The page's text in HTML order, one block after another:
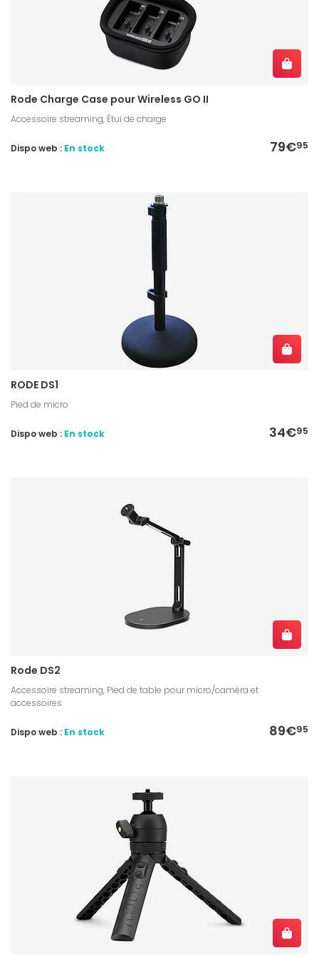
Rode Charge Case pour Wireless GO II
Accessoire streaming, Étui de charge
79€95
Dispo web : En stock
RODE DS1
Pied de micro
34€95
Dispo web : En stock
Rode DS2
Accessoire streaming, Pied de table pour micro/caméra et
accessoires
89€95
Dispo web : En stock